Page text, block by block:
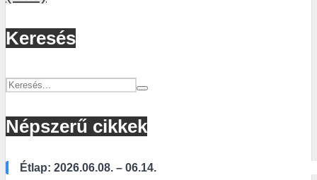
Keresés
Népszerű cikkek
Étlap: 2026.06.08. – 06.14.